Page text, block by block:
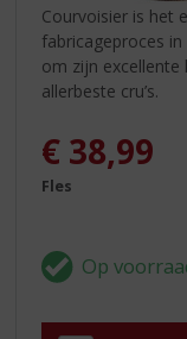
Courvoisier is het
fabricageproces
om zijn excellente
allerbeste cru’s.
€ 38,99
Fles